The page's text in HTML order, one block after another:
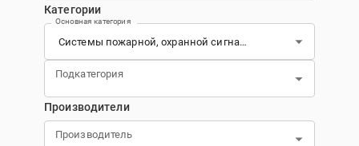
Категории
Основная категория
Подкатегория
Производители
Производитель